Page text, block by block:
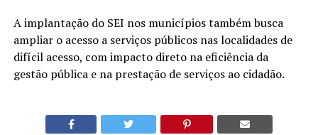
A implantação do SEI nos municípios também busca
ampliar o acesso a serviços públicos nas localidades de
difícil acesso, com impacto direto na eficiência da
gestão pública e na prestação de serviços ao cidadão.